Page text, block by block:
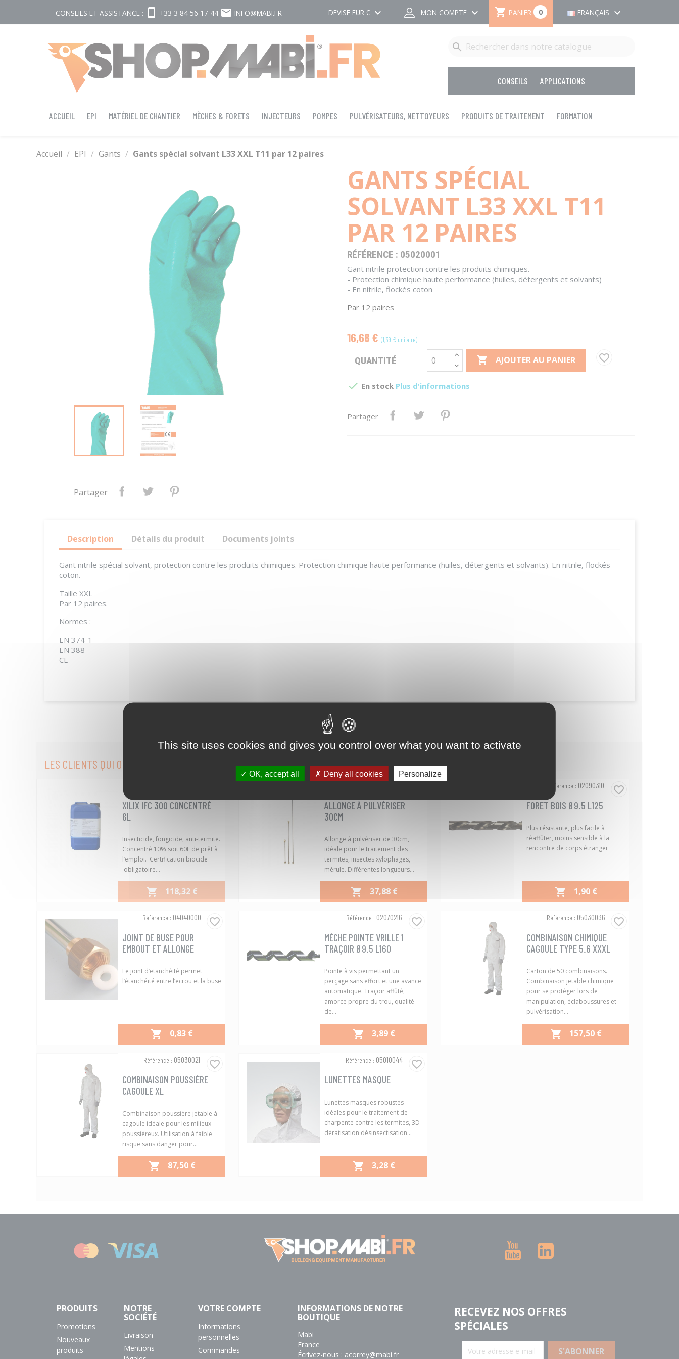
CONSEILS ET ASSISTANCE : smartphone +33 3 84 56 17 44 email INFO@MABI.FR DEVISE EUR € keyboard_arrow_down MON COMPTE keyboard_arrow_down  PANIER 0 FRANÇAIS keyboard_arrow_down

CONSEILS APPLICATIONS
ACCUEIL EPI MATÉRIEL DE CHANTIER MÈCHES & FORETS INJECTEURS POMPES PULVÉRISATEURS, NETTOYEURS PRODUITS DE TRAITEMENT FORMATION
Accueil EPI Gants Gants spécial solvant L33 XXL T11 par 12 paires
Partager
GANTS SPÉCIAL
SOLVANT L33 XXL T11
PAR 12 PAIRES
RÉFÉRENCE : 05020001
Gant nitrile protection contre les produits chimiques.
- Protection chimique haute performance (huiles, détergents et solvants)
- En nitrile, flockés coton
Par 12 paires
16,68 € (1,39 € unitaire)
QUANTITÉ  AJOUTER AU PANIER favorite_border
 En stock Plus d'informations
Partager
Description Détails du produit Documents joints
Gant nitrile spécial solvant, protection contre les produits chimiques. Protection chimique haute performance (huiles, détergents et solvants). En nitrile, flockés
coton.
Taille XXL
Par 12 paires.
Normes :
EN 374-1
EN 388
CE
LES CLIENTS QUI ONT ACHETÉ CE PRODUIT ONT ÉGALEMENT ACHETÉ...
XILIX IFC 300 CONCENTRÉ
6L
Insecticide, fongicide, anti-termite.
Concentré 10% soit 60L de prêt à
l’emploi. Certification biocide
obligatoire...
 PRIX
118,32 €
Aperçu rapide
ALLONGE À PULVÉRISER
30CM
Allonge à pulvériser de 30cm,
idéale pour le traitement des
termites, insectes xylophages,
mérule. Différentes longueurs...
 PRIX
37,88 €
Aperçu rapide
Référence : 02090310
FORET BOIS Ø9.5 L125
Plus résistante, plus facile à
réaffûter, moins sensible à la
rencontre de corps étranger
 PRIX
1,90 €
Aperçu rapide
favorite_border
Référence : 04040000
JOINT DE BUSE POUR
EMBOUT ET ALLONGE
Le joint d’etanchéité permet
l’étanchéité entre l’ecrou et la buse
 PRIX
0,83 €
Aperçu rapide
favorite_border Référence : 02070216
MÈCHE POINTE VRILLE 1
TRAÇOIR Ø9.5 L160
Pointe à vis permettant un
perçage sans effort et une avance
automatique. Traçoir affûté,
amorce propre du trou, qualité
de...
 PRIX
3,89 €
Aperçu rapide
favorite_border Référence : 05030036
COMBINAISON CHIMIQUE
CAGOULE TYPE 5.6 XXXL
Carton de 50 combinaisons.
Combinaison jetable chimique
pour se protéger lors de
manipulation, éclaboussures et
pulvérisation...
 PRIX
157,50 €
favorite_border
Référence : 05030021
COMBINAISON POUSSIÈRE
CAGOULE XL
Combinaison poussière jetable à
cagoule idéale pour les milieux
poussiéreux. Utilisation à faible
risque sans danger pour...
 PRIX
87,50 €
favorite_border Référence : 05010044
LUNETTES MASQUE
Lunettes masques robustes
idéales pour le traitement de
charpente contre les termites, 3D
dératisation désinsectisation...
 PRIX
3,28 €
favorite_border
YouTube
PRODUITS
Promotions
Nouveaux
produits
NOTRE
SOCIÉTÉ
Livraison
Mentions
VOTRE COMPTE
Informations
personnelles
Commandes
INFORMATIONS DE NOTRE
BOUTIQUE
Mabi
France
Écrivez-nous : acorrey@mabi.fr
RECEVEZ NOS OFFRES
SPÉCIALES
This site uses cookies and gives you control over what you want to activate
OK, accept all Deny all cookies Personalize